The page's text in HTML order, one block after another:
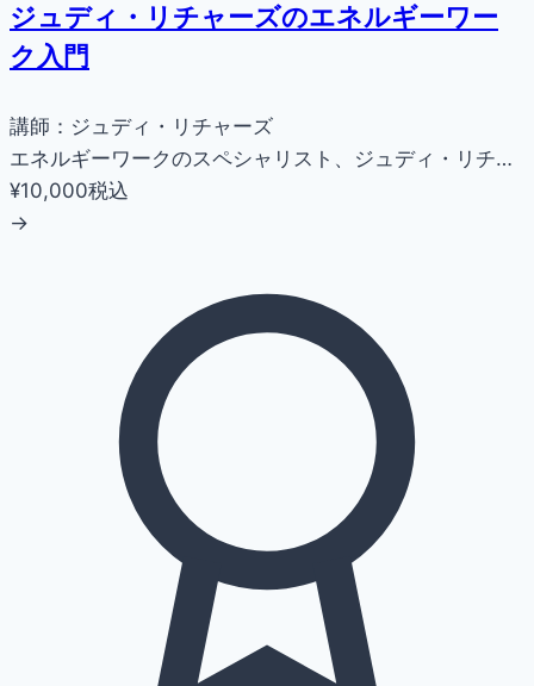
ジュディ・リチャーズのエネルギーワー
ク入門
講師：ジュディ・リチャーズ
エネルギーワークのスペシャリスト、ジュディ・リチ…
¥10,000税込
→